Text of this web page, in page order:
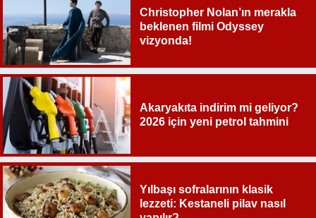
Christopher Nolan’ın merakla
beklenen filmi Odyssey
vizyonda!
Akaryakıta indirim mi geliyor?
2026 için yeni petrol tahmini
Yılbaşı sofralarının klasik
lezzeti: Kestaneli pilav nasıl